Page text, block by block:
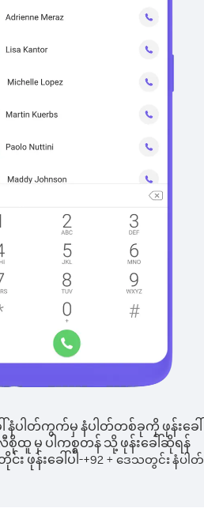
ါ်နံပါတ်ကွက်မှ နံပါတ်တစ်ခုကို ဖုန်းခေါ်
စိုထူ မှ ပါကစ္စတန် သို့ ဖုန်းခေါ်ဆိုရန်
ဖုန်းခေါ်ပါ-+92+ဒေသတွင်း နံပါတ်